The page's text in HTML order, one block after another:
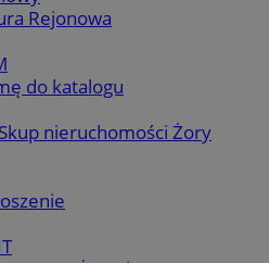
Rejonowa
do katalogu
nieruchomości Żory